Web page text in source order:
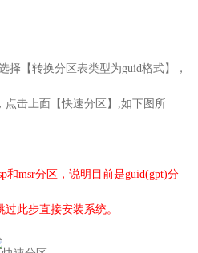
择【转换分区表类型为guid格式】，
点击上面【快速分区 】 ,如下图所
和msr分区，说明目前是guid(gpt)分
此步直接安装系统。